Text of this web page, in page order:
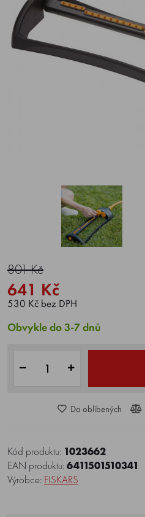
801 Kč
641 Kč
530 Kč bez DPH
Obvykle do 3-7 dnů
Do oblíbených
Kód produktu: 1023662
EAN produktu:6411501510341
Výrobce: FISKARS